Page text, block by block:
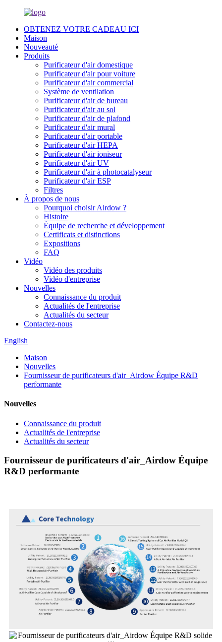
OBTENEZ VOTRE CADEAU ICI
Maison
Nouveauté
Produits
Purificateur d'air domestique
Purificateur d'air pour voiture
Purificateur d'air commercial
Système de ventilation
Purificateur d'air de bureau
Purificateur d'air au sol
Purificateur d'air de plafond
Purificateur d'air mural
Purificateur d'air portable
Purificateur d'air HEPA
Purificateur d'air ioniseur
Purificateur d'air UV
Purificateur d'air à photocatalyseur
Purificateur d'air ESP
Filtres
À propos de nous
Pourquoi choisir Airdow ?
Histoire
Équipe de recherche et développement
Certificats et distinctions
Expositions
FAQ
Vidéo
Vidéo des produits
Vidéo d'entreprise
Nouvelles
Connaissance du produit
Actualités de l'entreprise
Actualités du secteur
Contactez-nous
English
Maison
Nouvelles
Fournisseur de purificateurs d'air_Airdow Équipe R&D
performante
Nouvelles
Connaissance du produit
Actualités de l'entreprise
Actualités du secteur
Fournisseur de purificateurs d'air_Airdow Équipe
R&D performante